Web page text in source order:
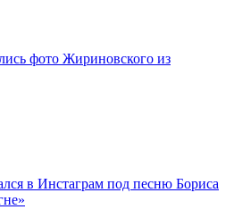
фото Жириновского из
в Инстаграм под песню Бориса